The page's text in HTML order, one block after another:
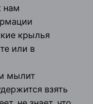
нам
крылья
или в
мылит
взять